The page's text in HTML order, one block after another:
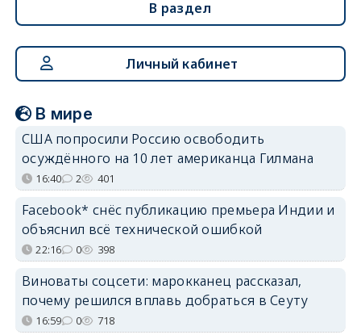
В раздел
Личный кабинет
В мире
США попросили Россию освободить
осуждённого на 10 лет американца Гилмана
16:40 2 401
Facebook* снёс публикацию премьера Индии и
объяснил всё технической ошибкой
22:16 0 398
Виноваты соцсети: марокканец рассказал,
почему решился вплавь добраться в Сеуту
16:59 0 718